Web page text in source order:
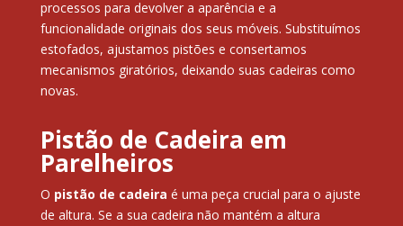
processos para devolver a aparência e a
funcionalidade originais dos seus móveis. Substituímos
estofados, ajustamos pistões e consertamos
mecanismos giratórios, deixando suas cadeiras como
novas.
Pistão de Cadeira em
Parelheiros
O pistão de cadeira é uma peça crucial para o ajuste
de altura. Se a sua cadeira não mantém a altura